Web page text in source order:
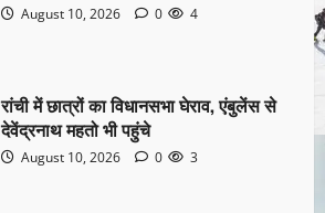
August 10, 2026 0 4
रांची में छात्रों का विधानसभा घेराव, एंबुलेंस से
देवेंद्रनाथ महतो भी पहुंचे
August 10, 2026 0 3